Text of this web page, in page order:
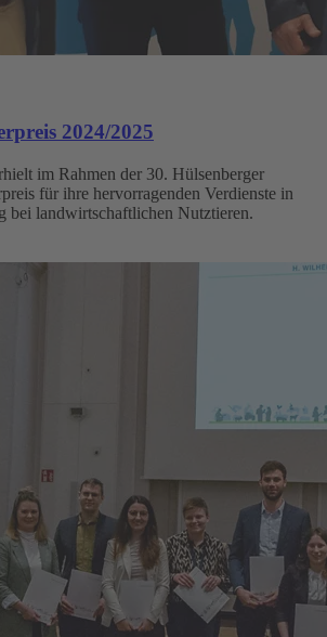
2024/2025
im Rahmen der 30. Hülsenberger
für ihre hervorragenden Verdienste in
bei landwirtschaftlichen Nutztieren.